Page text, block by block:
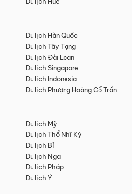
Du lịch Hàn Quốc
Du lịch Tây Tạng
Du lịch Đài Loan
Du lịch Singapore
Du lịch Indonesia
Du lịch Phượng Hoàng Cổ Trấn
Du lịch Mỹ
Du lịch Thổ Nhĩ Kỳ
Du lịch Bỉ
Du lịch Nga
Du lịch Pháp
Du lịch Ý